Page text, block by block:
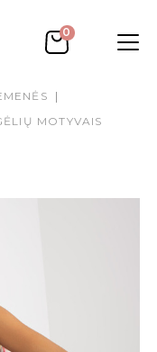
0
MOTYVAIS